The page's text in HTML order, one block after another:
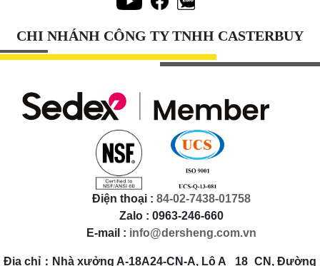
CHI NHÁNH CÔNG TY TNHH CASTERBUY
Điện thoại : 84-02-7438-01758
Zalo : 0963-246-660
E-mail : info@dersheng.com.vn
Địa chỉ：Nhà xưởng A-18A24-CN-A, Lô A _18_CN, Đường